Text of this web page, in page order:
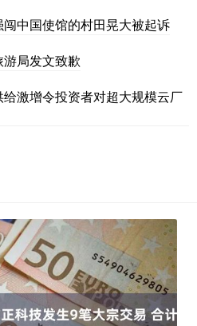
中国使馆的村田晃大被起诉
局发文致歉
激增令投资者对超大规模云厂